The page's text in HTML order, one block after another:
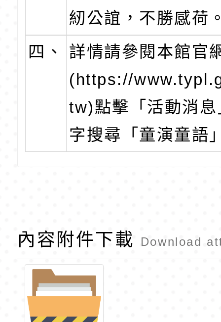
紉公誼，不勝感荷
四、
詳情請參閱本館官
(https://
tw)點擊「活動消
字搜尋「童演童語
內容附件下載 Download